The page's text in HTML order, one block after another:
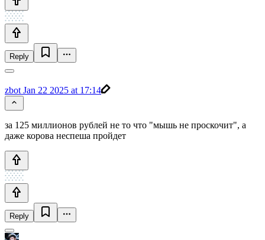
Reply
zbot Jan 22 2025 at 17:14
за 125 миллионов рублей не то что "мышь не проскочит", а
даже корова неспеша пройдет
Reply